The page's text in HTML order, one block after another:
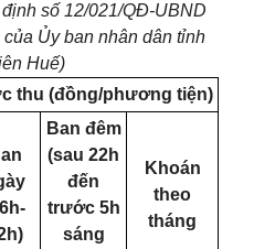
số 12/021/QĐ-UBND
Ủy ban nhân dân tỉnh
Huế)
thu (đồng/phương tiện)
Ban đêm
(sau 22h
đến
trước 5h
sáng
Khoán
theo
tháng